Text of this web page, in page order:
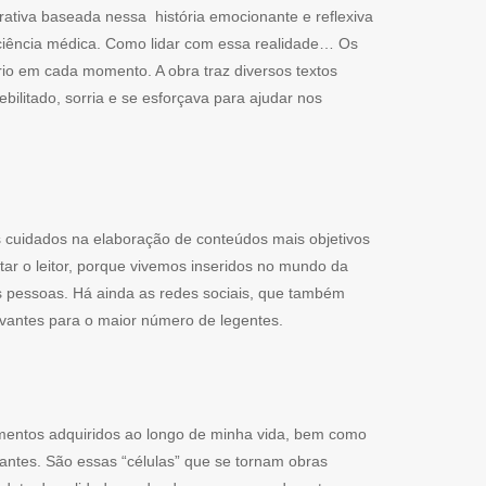
baseada nessa história emocionante e reflexiva
médica. Como lidar com essa realidade… Os
em cada momento. A obra traz diversos textos
sorria e se esforçava para ajudar nos
na elaboração de conteúdos mais objetivos
o leitor, porque vivemos inseridos no mundo da
Há ainda as redes sociais, que também
para o maior número de legentes.
adquiridos ao longo de minha vida, bem como
São essas “células” que se tornam obras